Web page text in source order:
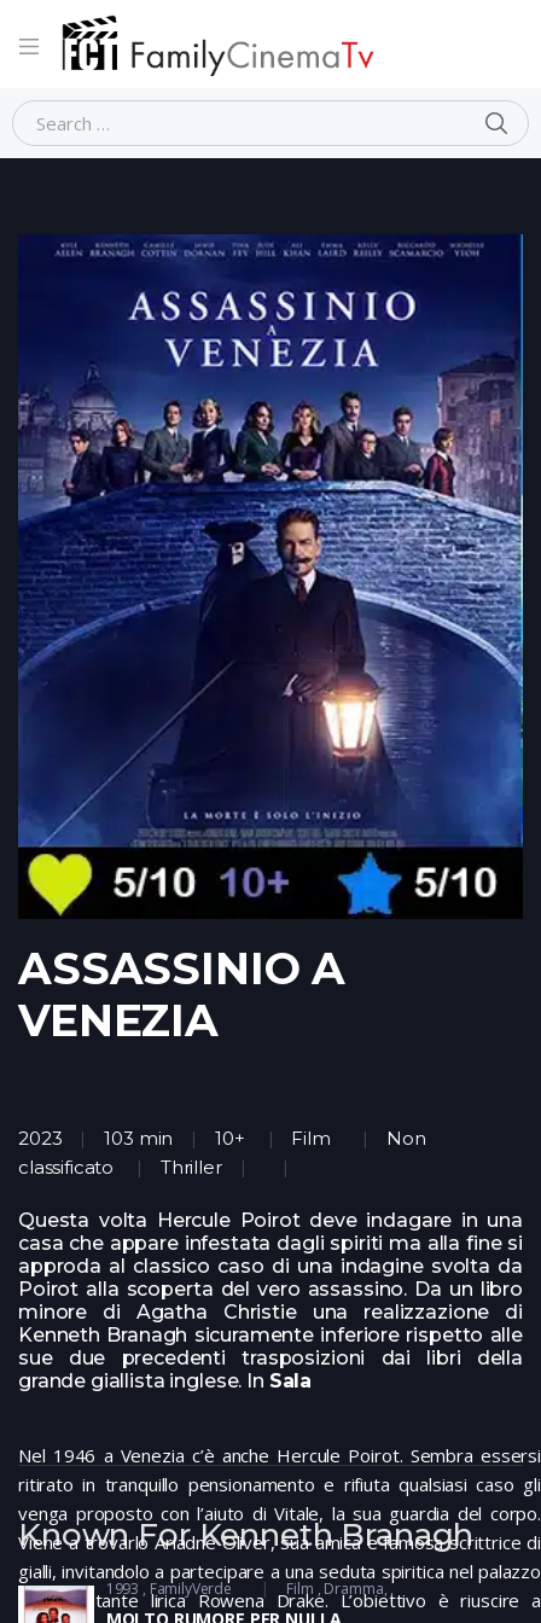
Home Thriller
ASSASSINIO A
VENEZIA
2023 103 min 10+ Film
Non
classificato
Thriller
Questa volta Hercule Poirot deve indagare in una
casa che appare infestata dagli spiriti ma alla fine si
approda al classico caso di una indagine svolta da
Poirot alla scoperta del vero assassino. Da un libro
minore di Agatha Christie una realizzazione di
Kenneth Branagh sicuramente inferiore rispetto alle
sue due precedenti trasposizioni dai libri della
grande giallista inglese. In Sala
Nel 1946 a Venezia c’è anche Hercule Poirot. Sembra essersi
ritirato in tranquillo pensionamento e rifiuta qualsiasi caso gli
venga proposto con l’aiuto di Vitale, la sua guardia del corpo.
Viene a trovarlo Ariadne Oliver, sua amica e famosa scrittrice di
gialli, invitandolo a partecipare a una seduta spiritica nel palazzo
della cantante lirica Rowena Drake. L’obiettivo è riuscire a
Known For Kenneth Branagh
1993 FamilyVerde Film Dramma
MOLTO RUMORE PER NULLA